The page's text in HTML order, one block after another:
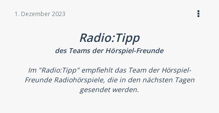
1. Dezember 2023
Radio:Tipp
des Teams der Hörspiel-Freunde
Im "Radio:Tipp" empfiehlt das Team der Hörspiel-
Freunde Radiohörspiele, die in den nächsten Tagen
gesendet werden.